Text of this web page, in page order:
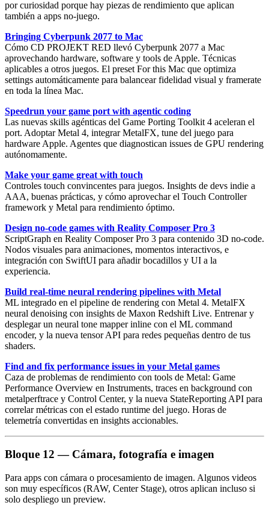
por curiosidad porque hay piezas de rendimiento que aplican
también a apps no-juego.
Bringing Cyberpunk 2077 to Mac
Cómo CD PROJEKT RED llevó Cyberpunk 2077 a Mac
aprovechando hardware, software y tools de Apple. Técnicas
aplicables a otros juegos. El preset For this Mac que optimiza
settings automáticamente para balancear fidelidad visual y framerate
en toda la línea Mac.
Speedrun your game port with agentic coding
Las nuevas skills agénticas del Game Porting Toolkit 4 aceleran el
port. AdoptarMetal 4, integrarMetalFX, tune del juego para
hardware Apple. Agentes que diagnostican issues de GPU rendering
autónomamente.
Make your game great with touch
Controles touch convincentes para juegos. Insights de devs indie a
AAA, buenas prácticas, y cómo aprovechar el Touch Controller
framework y Metal para rendimiento óptimo.
Design no-code games with Reality Composer Pro 3
ScriptGraph en Reality Composer Pro 3 para contenido 3D no-code.
Nodos visuales para animaciones, momentos interactivos, e
integración con SwiftUI para añadir bocadillos y UI a la
experiencia.
Build real-time neural rendering pipelines with Metal
ML integrado en el pipeline de rendering con Metal 4. MetalFX
neural denoising con insights de Maxon Redshift Live. Entrenar y
desplegar un neural tone mapper inline con el ML command
encoder, y la nueva tensor API para redes pequeñas dentro de tus
shaders.
Find and fix performance issues in your Metal games
Caza de problemas de rendimiento con tools de Metal: Game
Performance Overview en Instruments, traces en background con
metalperftrace y Control Center, y la nueva StateReporting API para
correlar métricas con el estado runtime del juego. Horas de
telemetría convertidas en insights accionables.
Bloque 12 — Cámara, fotografía e imagen
Para apps con cámara o procesamiento de imagen. Algunos videos
son muy específicos (RAW, Center Stage), otros aplican incluso si
solo despliego un preview.